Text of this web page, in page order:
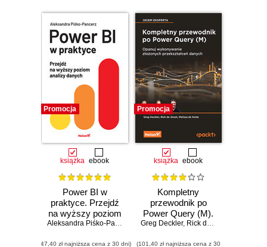
Promocja
książka ebook
Power BI w
praktyce. Przejdź
na wyższy poziom
analizy danych Aleksandra Piśko-Pancerz
(47,40 zł najniższa cena z 30 dni)
Promocja
książka ebook
Kompletny
przewodnik po
Power Query (M).
Opanuj
Greg Deckler, Rick de Groot
(101,40 zł najniższa cena z 30